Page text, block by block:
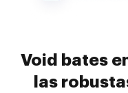
Void bates
las